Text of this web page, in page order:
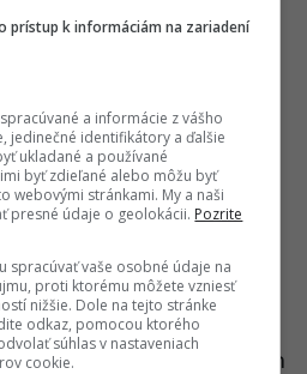
O tvoje zdravie a relax sa
– čiastočná
klasická masáž, relaxačný
rúk.
navštíviť akvapark
Pri príchode ťa privítajú
si môžeš vychutnať živú
kúpeľných hotelov. Ak sa
termín, čaká ťa navyše
večera v duchu českých
Lázní so skúseným
prístup k informáciám na zariadení
a informácie z vášho
jedinečné identifikátory a ďalšie
ukladané a používané
byť zdieľané alebo môžu byť
webovými stránkami. My a naši
presné údaje o geolokácii. Pozrite
spracúvať vaše osobné údaje na
proti ktorému môžete vzniesť
nižšie. Dole na tejto stránke
odkaz, pomocou ktorého
súhlas v nastaveniach
cookie.